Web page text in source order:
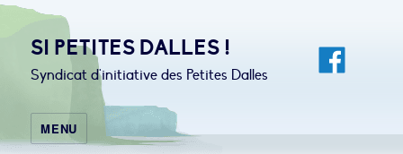
SI PETITES DALLES !
Syndicat d'initiative des Petites Dalles
MENU